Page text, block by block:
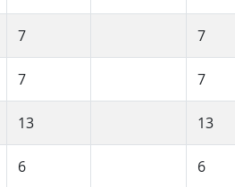
7 7
7 7
13 13
6 6